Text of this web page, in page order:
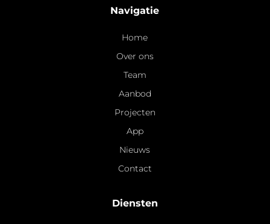
Navigatie
Home
Over ons
Team
Aanbod
Projecten
App
Nieuws
Contact
Diensten